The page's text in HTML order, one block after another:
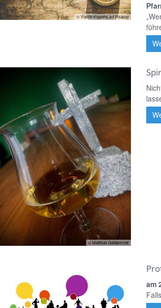
© Ylanite Koppens auf Pixabay
© Matthias Goldammer
am